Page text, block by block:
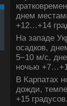
днем
+12…+14
На западе
осадков,
5−10 м/с,
ночью
В Карпатах
дοжди,
+15